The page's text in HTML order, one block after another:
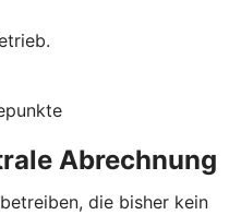
Abrechnung
die bisher kein